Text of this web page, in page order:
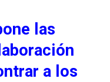
las
a los